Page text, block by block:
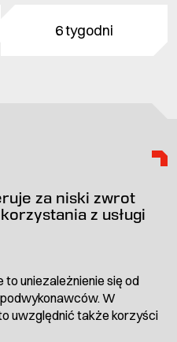
6 tygodni
za niski zwrot
z usługi
uniezależnienie się od
W
uwzględnić także korzyści